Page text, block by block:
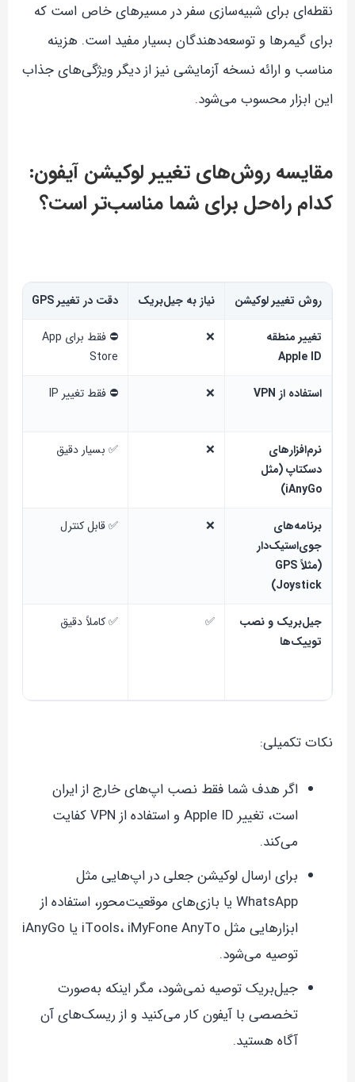
نقطه‌ای برای شبیه‌سازی سفر در مسیرهای خاص است که
برای گیمرها و توسعه‌دهندگان بسیار مفید است. هزینه
مناسب و ارائه نسخه آزمایشی نیز از دیگر ویژگی‌های جذاب
این ابزار محسوب می‌شود.
مقایسه روش‌های تغییر لوکیشن آیفون:
کدام راه‌حل برای شما مناسب‌تر است؟
روش تغییر لوکیشن نیاز به جیل‌بریک دقت در تغییر GPS
تغییر منطقه
Apple ID
❌
⛔ فقط برای App
Store
استفاده از VPN ❌ ⛔ فقط تغییر IP
نرم‌افزارهای
دسکتاپ (مثل
iAnyGo)
❌ ✅ بسیار دقیق
برنامه‌های
جوی‌استیک‌دار
(مثلاً GPS
Joystick)
❌ ✅ قابل کنترل
جیل‌بریک و نصب
توییک‌ها
✅ ✅ کاملاً دقیق
نکات تکمیلی:
اگر هدف شما فقط نصب اپ‌های خارج از ایران
است، تغییر Apple ID و استفاده از VPN کفایت
می‌کند.
برای ارسال لوکیشن جعلی در اپ‌هایی مثل
WhatsApp یا بازی‌های موقعیت‌محور، استفاده از
ابزارهایی مثل iTools، iMyFone AnyTo یا iAnyGo
توصیه می‌شود.
جیل‌بریک توصیه نمی‌شود، مگر اینکه به‌صورت
تخصصی با آیفون کار می‌کنید و از ریسک‌های آن
آگاه هستید.